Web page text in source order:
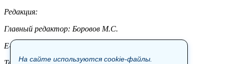
Редакция:
Главный редактор: Боровов М.С.
E-mail: site@vestnik.net, reb.msk@yandex.ru
На сайте используются cookie-файлы.